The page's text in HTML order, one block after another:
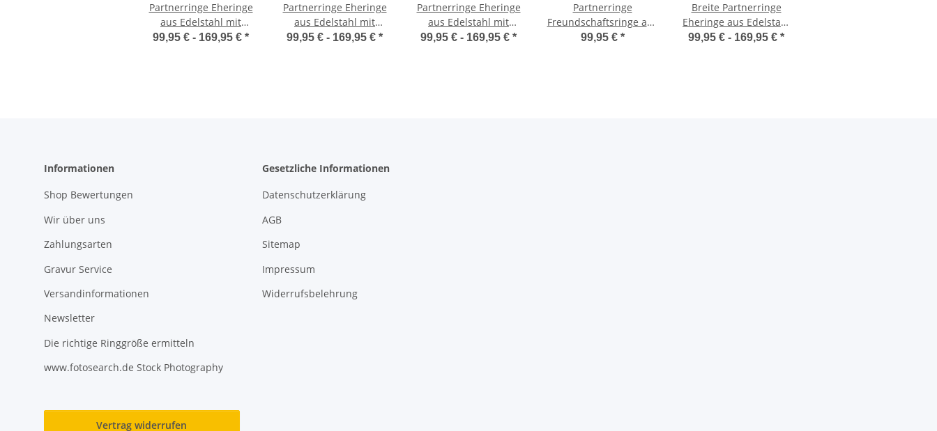
Partnerringe Eheringe
aus Edelstahl mit
echtem Diamant und
99,95 € - 169,95 € *
Partnerringe Eheringe
aus Edelstahl mit
echtem Diamant und
99,95 € - 169,95 € *
Partnerringe Eheringe
aus Edelstahl mit
echtem Diamant und
99,95 € - 169,95 € *
Partnerringe
Freundschaftsringe aus
Edelstahl mit Diamant
99,95 € *
Breite Partnerringe
Eheringe aus Edelstahl
mit echtem Diamant
99,95 € - 169,95 € *
Informationen
Shop Bewertungen
Wir über uns
Zahlungsarten
Gravur Service
Versandinformationen
Newsletter
Die richtige Ringgröße ermitteln
www.fotosearch.de Stock Photography
Gesetzliche Informationen
Datenschutzerklärung
AGB
Sitemap
Impressum
Widerrufsbelehrung
Vertrag widerrufen